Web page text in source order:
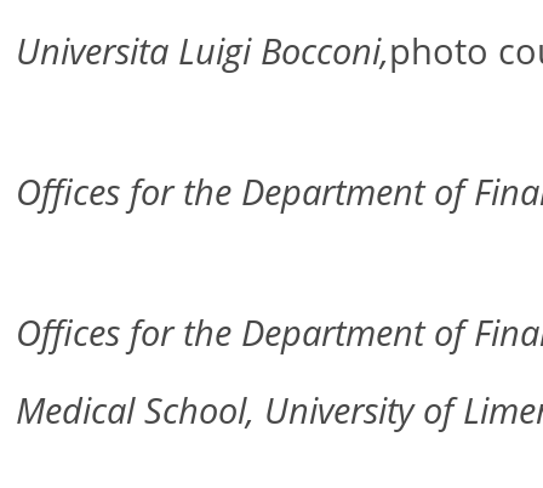
Universita Luigi Bocconi,photo
Offices for the Department of
Offices for the Department of
Medical School, University of